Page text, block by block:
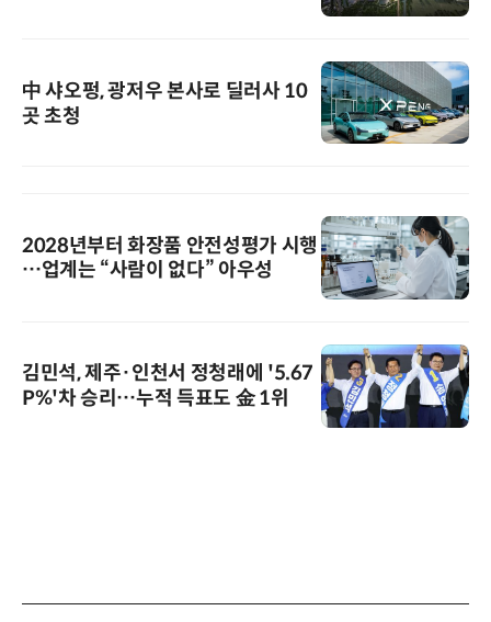
中 샤오펑, 광저우 본사로 딜러사 10
곳 초청
2028년부터 화장품 안전성평가 시행
…업계는 “사람이 없다” 아우성
김민석, 제주·인천서 정청래에 '5.67
P%'차 승리…누적 득표도 金 1위